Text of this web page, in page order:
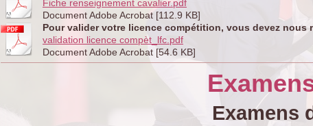
Fiche renseignement cavalier.pdf
Document Adobe Acrobat [112.9 KB]
Pour valider votre licence compétition, vous devez nous
validation licence compèt_lfc.pdf
Document Adobe Acrobat [54.6 KB]
Examens